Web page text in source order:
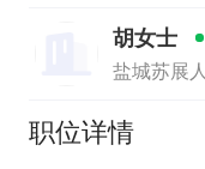
胡女士
盐城苏展
职位详情